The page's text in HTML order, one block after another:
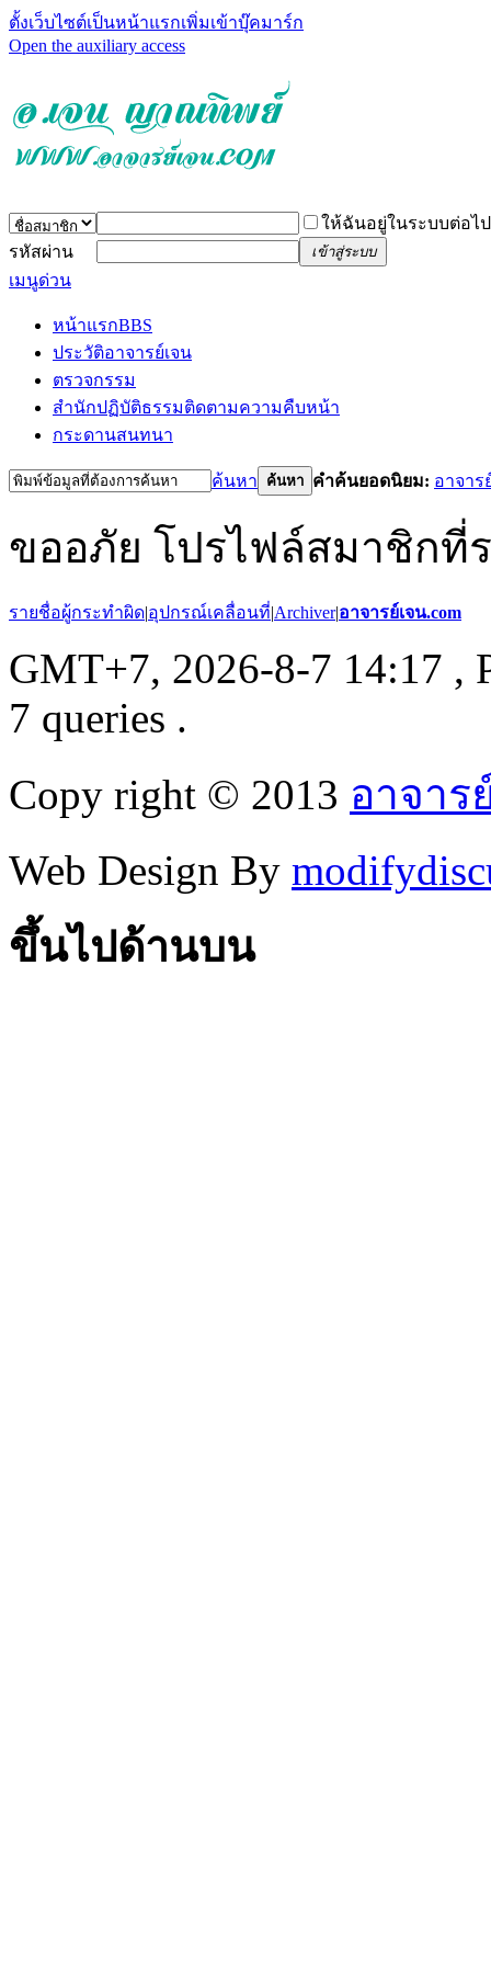
ตั้งเว็บไซต์เป็นหน้าแรกเพิ่มเข้าบุ๊คมาร์ก
Open the auxiliary access
ให้ฉันอยู่ในระบบต่อไป
รหัสผ่าน
เข้าสู่ระบบ
เมนูด่วน
หน้าแรกBBS
ประวัติอาจารย์เจน
ตรวจกรรม
สำนักปฏิบัติธรรมติดตามความคืบหน้า
กระดานสนทนา
ค้นหา ค้นหา คำค้นยอดนิยม: อาจาร
ขออภัย โปรไฟล์สมาชิกที่
รายชื่อผู้กระทำผิด|อุปกรณ์เคลื่อนที่|Archiver|อาจารย์เจน.com
GMT+7, 2026-8-7 14:17 ,
7 queries .
Copy right © 2013 อาจาร
Web Design By
ขึ้นไปด้านบน